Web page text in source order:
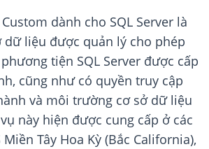
dành cho SQL Server là
dữ liệu được quản lý cho phép
tiện SQL Server được cấp
cũng như có quyền truy cập
và môi trường cơ sở dữ liệu
này hiện được cung cấp ở các
Miền Tây Hoa Kỳ (Bắc California),